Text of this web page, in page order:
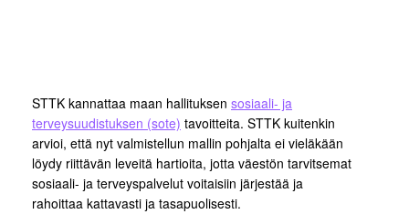
STTK kannattaa maan hallituksen sosiaali- ja
terveysuudistuksen (sote) tavoitteita. STTK kuitenkin
arvioi, että nyt valmistellun mallin pohjalta ei vieläkään
löydy riittävän leveitä hartioita, jotta väestön tarvitsemat
sosiaali- ja terveyspalvelut voitaisiin järjestää ja
rahoittaa kattavasti ja tasapuolisesti.